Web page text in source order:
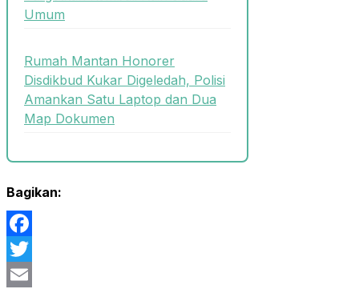
Umum
Rumah Mantan Honorer
Disdikbud Kukar Digeledah, Polisi
Amankan Satu Laptop dan Dua
Map Dokumen
Bagikan:
Facebook
Twitter